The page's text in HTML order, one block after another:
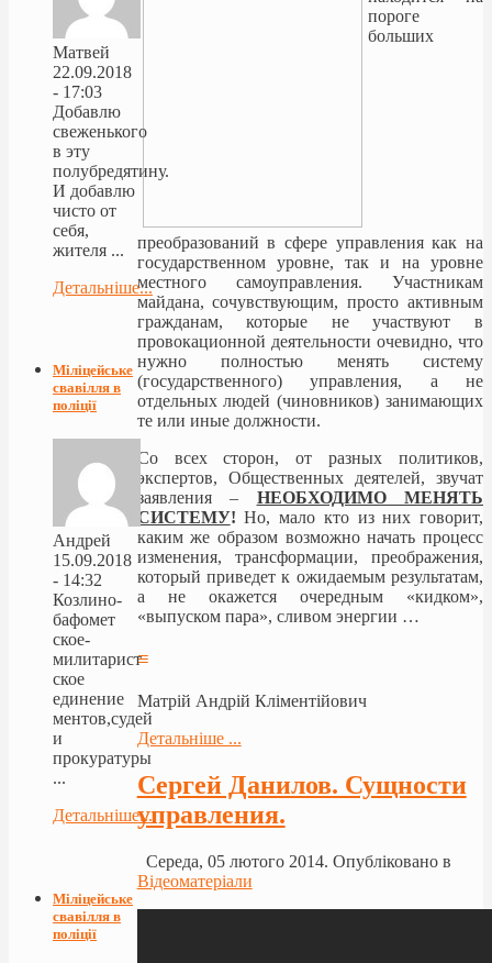
пороге
больших
преобразований в сфере управления как на
государственном уровне, так и на уровне
местного самоуправления. Участникам
майдана, сочувствующим, просто активным
гражданам, которые не участвуют в
провокационной деятельности очевидно, что
нужно полностью менять систему
(государственного) управления, а не
отдельных людей (чиновников) занимающих
те или иные должности.
Со всех сторон, от разных политиков,
экспертов, Общественных деятелей, звучат
заявления – НЕОБХОДИМО МЕНЯТЬ
СИСТЕМУ! Но, мало кто из них говорит,
каким же образом возможно начать процесс
изменения, трансформации, преображения,
который приведет к ожидаемым результатам,
а не окажется очередным «кидком»,
«выпуском пара», сливом энергии …
≡
Матрій Андрій Кліментійович
Детальніше ...
Сергей Данилов. Сущности
управления.
Середа, 05 лютого 2014. Опубліковано в
Відеоматеріали
Матвей
22.09.2018
- 17:03
Добавлю
свеженького
в эту
полубредятину.
И добавлю
чисто от
себя,
жителя ...
Детальніше...
Міліцейське
свавілля в
поліції
Андрей
15.09.2018
- 14:32
Козлино-
бафомет
ское-
милитарист
ское
единение
ментов,судей
и
прокуратуры
...
Детальніше...
Міліцейське
свавілля в
поліції